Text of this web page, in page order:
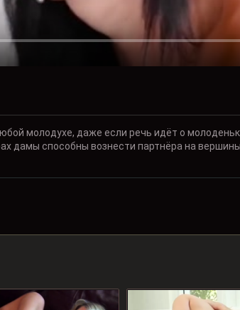
молодухе, даже если речь идёт о
дамы способны вознести партнёра на